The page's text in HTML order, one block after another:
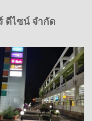
ดีไซน์ จำกัด